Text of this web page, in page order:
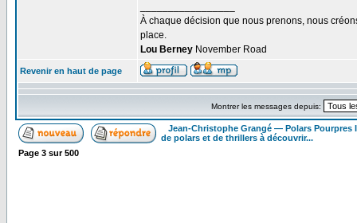
À chaque décision que nous prenons, nous
place.
Lou Berney November Road
Revenir en haut de page
Montrer les messages depuis:
Jean-Christophe Grangé — Polars Pourpres
de polars et de thrillers à découvrir...
Page 3 sur500